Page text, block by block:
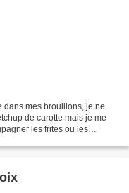
dans mes brouillons, je ne
de carotte mais je me
les frites ou les